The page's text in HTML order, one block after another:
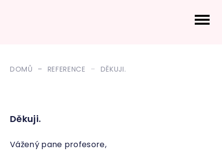
DOMŮ REFERENCE DĚKUJI.
Děkuji.
Vážený pane profesore,